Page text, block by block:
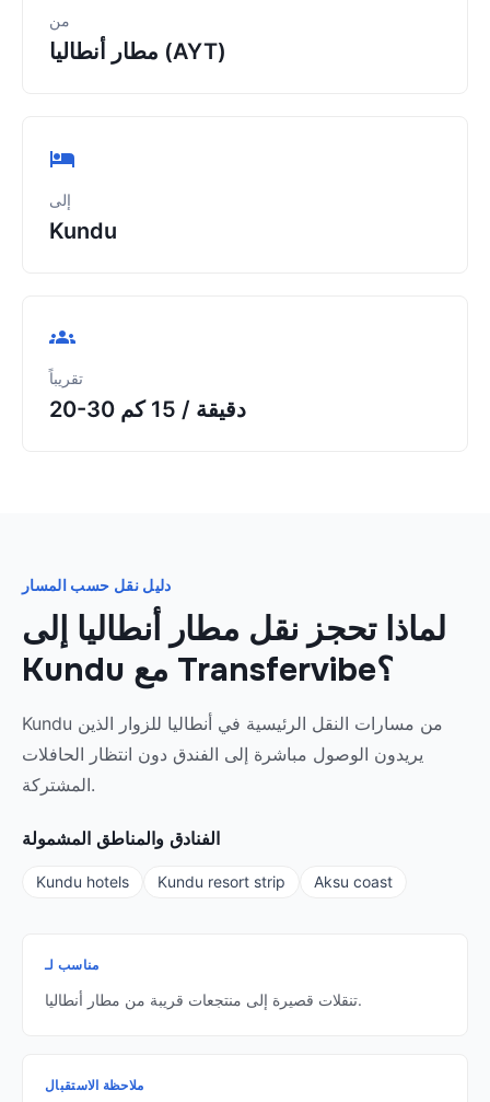
من
مطار أنطاليا (AYT)
إلى
Kundu
تقريباً
20-30 دقيقة / 15 كم
دليل نقل حسب المسار
لماذا تحجز نقل مطار أنطاليا إلى
Kundu مع Transfervibe؟
Kundu من مسارات النقل الرئيسية في أنطاليا للزوار الذين
يريدون الوصول مباشرة إلى الفندق دون انتظار الحافلات
المشتركة.
الفنادق والمناطق المشمولة
Kundu hotels Kundu resort strip Aksu coast
مناسب لـ
تنقلات قصيرة إلى منتجعات قريبة من مطار أنطاليا.
ملاحظة الاستقبال